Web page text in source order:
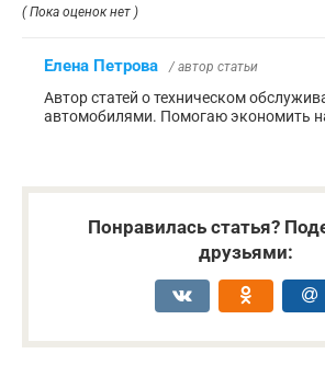
( Пока оценок нет )
Елена Петрова / автор статьи
Автор статей о техническом
автомобилями. Помогаю экономить
Понравилась статья?
друзьями: